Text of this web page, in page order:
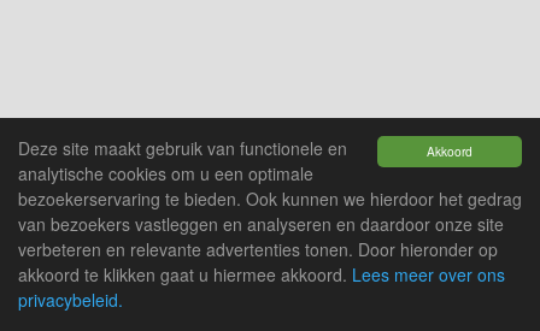
Akkoord
Deze site maakt gebruik van functionele en
analytische cookies om u een optimale
bezoekerservaring te bieden. Ook kunnen we hierdoor het gedrag
van bezoekers vastleggen en analyseren en daardoor onze site
verbeteren en relevante advertenties tonen. Door hieronder op
akkoord te klikken gaat u hiermee akkoord. Lees meer over ons
privacybeleid.